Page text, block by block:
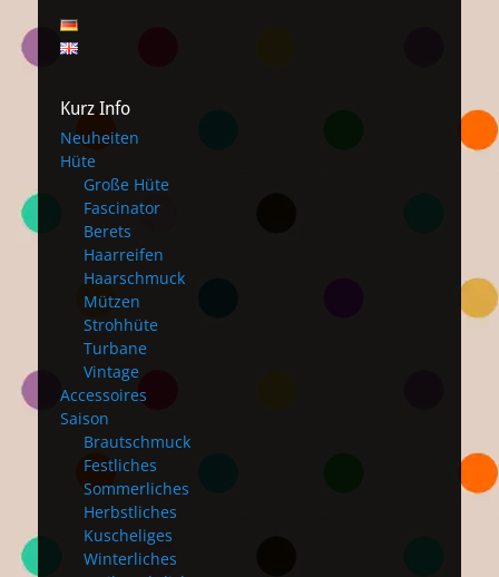
Kurz Info
Neuheiten
Hüte
Große Hüte
Fascinator
Berets
Haarreifen
Haarschmuck
Mützen
Strohhüte
Turbane
Vintage
Accessoires
Saison
Brautschmuck
Festliches
Sommerliches
Herbstliches
Kuscheliges
Winterliches